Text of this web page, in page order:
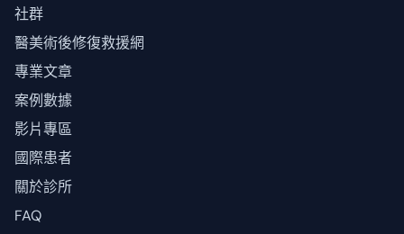
社群
醫美術後修復救援網
專業文章
案例數據
影片專區
國際患者
關於診所
FAQ